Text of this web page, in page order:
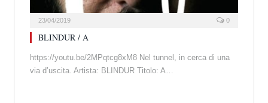
23/04/2019 0
BLINDUR / A
https://youtu.be/2MPqtcg8xM8 Nel tunnel, in cerca di una
via d’uscita. Artista: BLINDUR Titolo: A…